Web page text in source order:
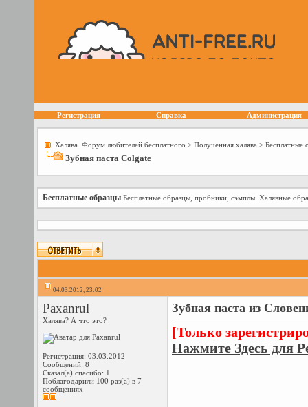
Регистрация Справка Администрация
Халява. Форум любителей бесплатного > Полученная халява > Бесплатные
Зубная паста Colgate
Бесплатные образцы Бесплатные образцы, пробники, сэмплы. Халявные
04.03.2012, 23:02
Paxanrul
Халява? А что это?
Регистрация: 03.03.2012
Сообщений: 8
Сказал(а) спасибо: 1
Поблагодарили 100 раз(а) в 7
сообщениях
Зубная паста из
[Только
Нажмите Здесь для